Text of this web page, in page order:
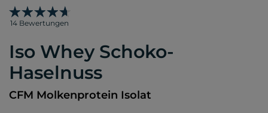
14 Bewertungen
Iso Whey Schoko-
Haselnuss
CFM Molkenprotein Isolat